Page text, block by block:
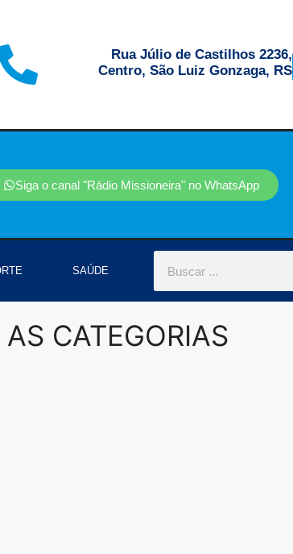
Rua Júlio de Castilhos 2236,
Centro, São Luiz Gonzaga, RS
Siga o canal "Rádio Missioneira" no WhatsApp
SAÚDE
CATEGORIAS